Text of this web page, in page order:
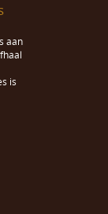
aan
is